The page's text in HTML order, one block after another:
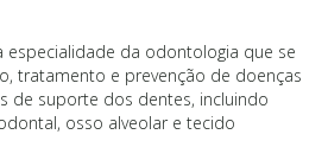
especialidade da odontologia que se
tratamento e prevenção de doenças
de suporte dos dentes, incluindo
osso alveolar e tecido